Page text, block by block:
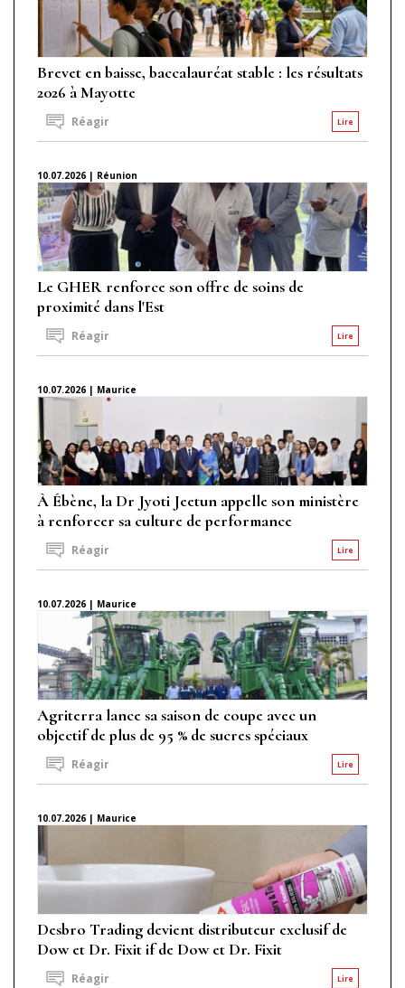
Brevet en baisse, baccalauréat stable : les résultats
2026 à Mayotte
Lire
Réagir
10.07.2026 | Réunion
Le GHER renforce son offre de soins de
proximité dans l'Est
Lire
Réagir
10.07.2026 | Maurice
À Ébène, la Dr Jyoti Jeetun appelle son ministère
à renforcer sa culture de performance
Lire
Réagir
10.07.2026 | Maurice
Agriterra lance sa saison de coupe avec un
objectif de plus de 95 % de sucres spéciaux
Lire
Réagir
10.07.2026 | Maurice
Desbro Trading devient distributeur exclusif de
Dow et Dr. Fixit if de Dow et Dr. Fixit
Lire
Réagir